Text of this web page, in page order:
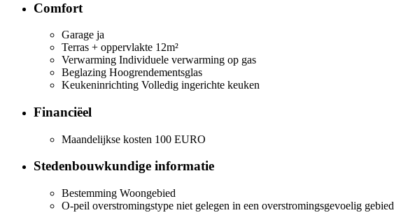
Comfort
Garage ja
Terras + oppervlakte 12m²
Verwarming Individuele verwarming op gas
Beglazing Hoogrendementsglas
Keukeninrichting Volledig ingerichte keuken
Financiëel
Maandelijkse kosten 100 EURO
Stedenbouwkundige informatie
Bestemming Woongebied
O-peil overstromingstype niet gelegen in een overstromingsgevoelig gebied